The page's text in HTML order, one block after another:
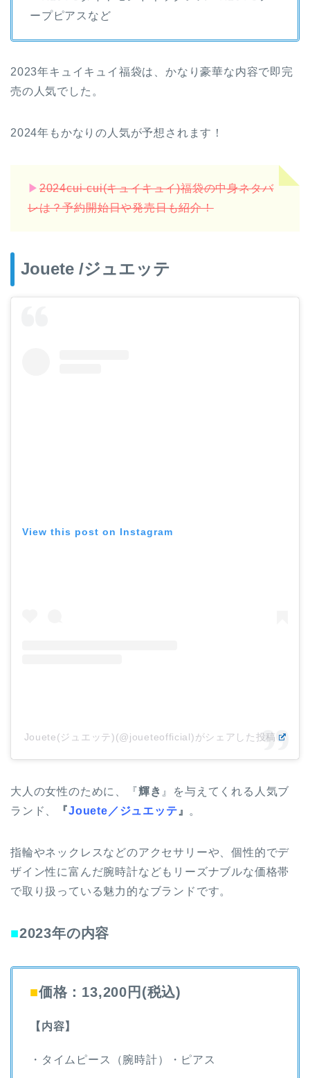
ープピアスなど
2023年キュイキュイ福袋は、かなり豪華な内容で即完
売の人気でした。
2024年もかなりの人気が予想されます！
▶︎2024cui-cui(キュイキュイ)福袋の中身ネタバ
レは？予約開始日や発売日も紹介！
Jouete /ジュエッテ
View this post on Instagram
Jouete(ジュエッテ)(@joueteofficial)がシェアした投稿
大人の女性のために、『輝き 』を与えてくれる人気ブ
ランド、
『Jouete／ジュエッテ 』 。
指輪やネックレスなどのアクセサリーや、個性的でデ
ザイン性に富んだ腕時計などもリーズナブルな価格帯
で取り扱っている魅力的なブランドです。
■2023年の内容
■価格：13,200円(税込)
【内容】
・タイムピース（腕時計）・ピアス